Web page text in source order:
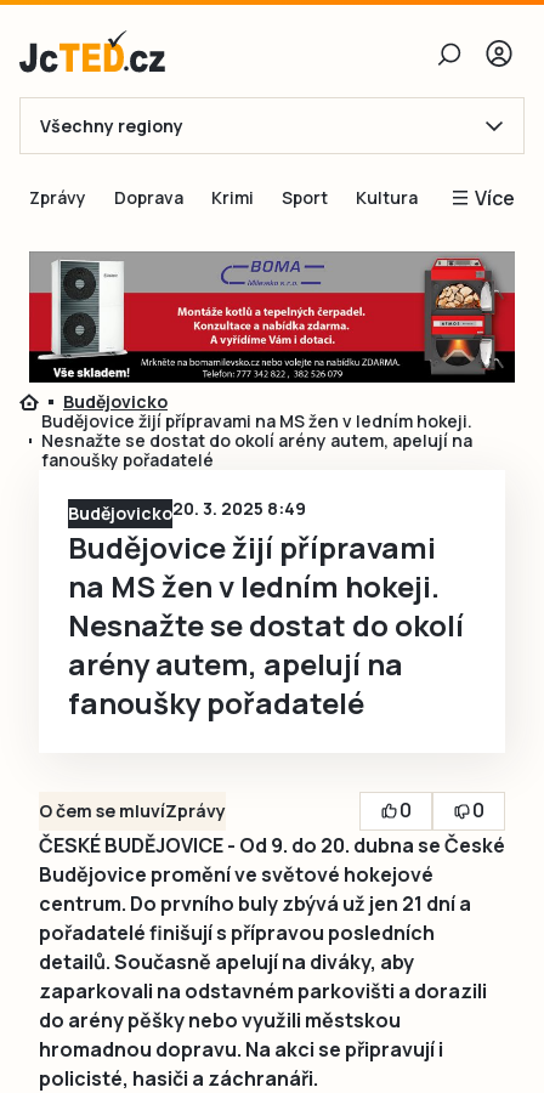
E-mail
Obnovit heslo
Přihlásit se
Přihlásit se přes Facebook
Ještě nemám účet, chci se
Registrovat
Všechny regiony
Zprávy Doprava Krimi Sport Kultura Více
Blogy
Inspirace
Čtenáři píší
Speciální přílohy
Budějovicko
Budějovice žijí přípravami na MS žen v ledním hokeji.
Nesnažte se dostat do okolí arény autem, apelují na
fanoušky pořadatelé
Budějovicko20. 3. 2025 8:49
Budějovice žijí přípravami
na MS žen v ledním hokeji.
Nesnažte se dostat do okolí
arény autem, apelují na
fanoušky pořadatelé
O čem se mluvíZprávy 0
0
ČESKÉ BUDĚJOVICE - Od 9. do 20. dubna se České
Budějovice promění ve světové hokejové
centrum. Do prvního buly zbývá už jen 21 dní a
pořadatelé finišují s přípravou posledních
detailů. Současně apelují na diváky, aby
zaparkovali na odstavném parkovišti a dorazili
do arény pěšky nebo využili městskou
hromadnou dopravu. Na akci se připravují i
policisté, hasiči a záchranáři.